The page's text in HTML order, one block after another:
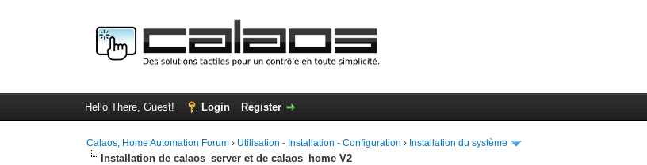
Hello There, Guest! Login Register
Calaos, Home Automation Forum › Utilisation - Installation - Configuration › Installation du système
Installation de calaos_server et de calaos_home V2